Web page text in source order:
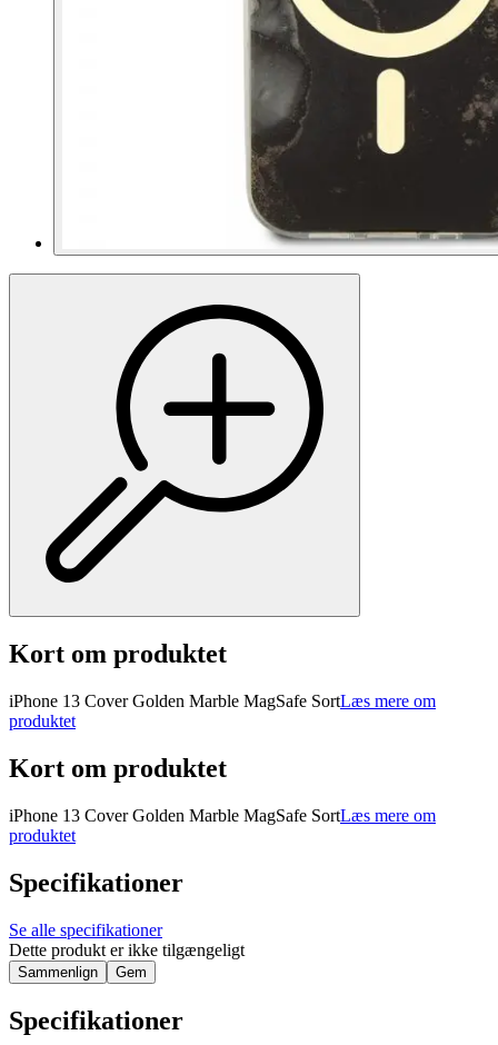
Kort om produktet
iPhone 13 Cover Golden Marble MagSafe SortLæs mere om
produktet
Kort om produktet
iPhone 13 Cover Golden Marble MagSafe SortLæs mere om
produktet
Specifikationer
Se alle specifikationer
Dette produkt er ikke tilgængeligt
Sammenlign Gem
Specifikationer